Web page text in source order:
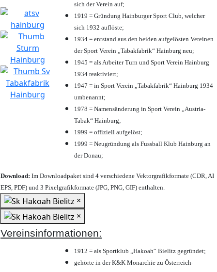
sich der Verein auf;
1919 = Gründung Hainburger Sport Club, welcher
sich 1932 auflöste;
1934 = entstand aus den beiden aufgelösten Vereinen
der Sport Verein „Tabakfabrik“ Hainburg neu;
1945 = als Arbeiter Turn und Sport Verein Hainburg
1934 reaktiviert;
1947 = in Sport Verein „Tabakfabrik“ Hainburg 1934
umbenannt;
1978 = Namensänderung in Sport Verein „Austria-
Tabak“ Hainburg;
1999 = offiziell aufgelöst;
1999 = Neugründung als Fussball Klub Hainburg an
der Donau;
Download: Im Downloadpaket sind 4 verschiedene Vektorgrafikformate (CDR, AI
EPS, PDF) und 3 Pixelgrafikformate (JPG, PNG, GIF) enthalten.
×
×
Vereinsinformationen:
1912 = als Sportklub „Hakoah“ Bielitz gegründet;
gehörte in der K&K Monarchie zu Österreich-